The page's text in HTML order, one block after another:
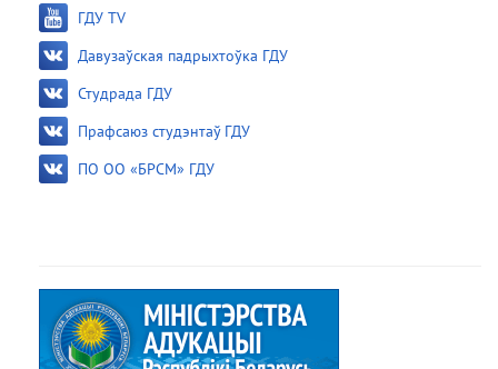
ГДУ TV
Давузаўская падрыхтоўка ГДУ
Студрада ГДУ
Прафсаюз студэнтаў ГДУ
ПО ОО «БРСМ» ГДУ